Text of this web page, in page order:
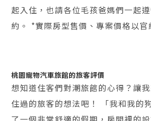
起入住，也請各位毛孩爸媽們一起
約。 *實際房型售價、專案價格以官
桃園寵物汽車旅館的旅客評價
想知道住客們對潮旅館的心得？讓
住過的旅客的想法吧！ 「我和我的